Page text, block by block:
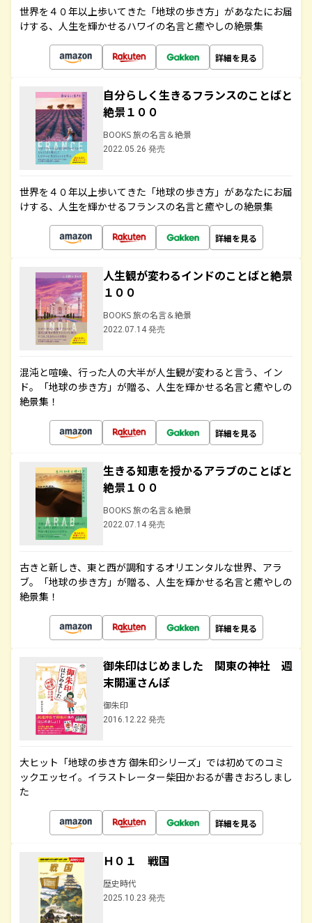
世界を４０年以上歩いてきた「地球の歩き方」があなたにお届
けする、人生を輝かせるハワイの名言と癒やしの絶景集
詳細を見る
自分らしく生きるフランスのことばと
絶景１００
BOOKS 旅の名言＆絶景
2022.05.26 発売
世界を４０年以上歩いてきた「地球の歩き方」があなたにお届
けする、人生を輝かせるフランスの名言と癒やしの絶景集
詳細を見る
人生観が変わるインドのことばと絶景
１００
BOOKS 旅の名言＆絶景
2022.07.14 発売
混沌と喧噪、行った人の大半が人生観が変わると言う、イン
ド。「地球の歩き方」が贈る、人生を輝かせる名言と癒やしの
絶景集！
詳細を見る
生きる知恵を授かるアラブのことばと
絶景１００
BOOKS 旅の名言＆絶景
2022.07.14 発売
古きと新しき、東と西が調和するオリエンタルな世界、アラ
ブ。「地球の歩き方」が贈る、人生を輝かせる名言と癒やしの
絶景集！
詳細を見る
御朱印はじめました 関東の神社 週
末開運さんぽ
御朱印
2016.12.22 発売
大ヒット「地球の歩き方 御朱印シリーズ」では初めてのコミ
ックエッセイ。イラストレーター柴田かおるが書きおろしまし
た
詳細を見る
Ｈ０１ 戦国
歴史時代
2025.10.23 発売